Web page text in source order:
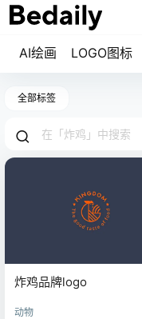
AI绘画 LOGO图标
全部标签
炸鸡品牌logo
动物